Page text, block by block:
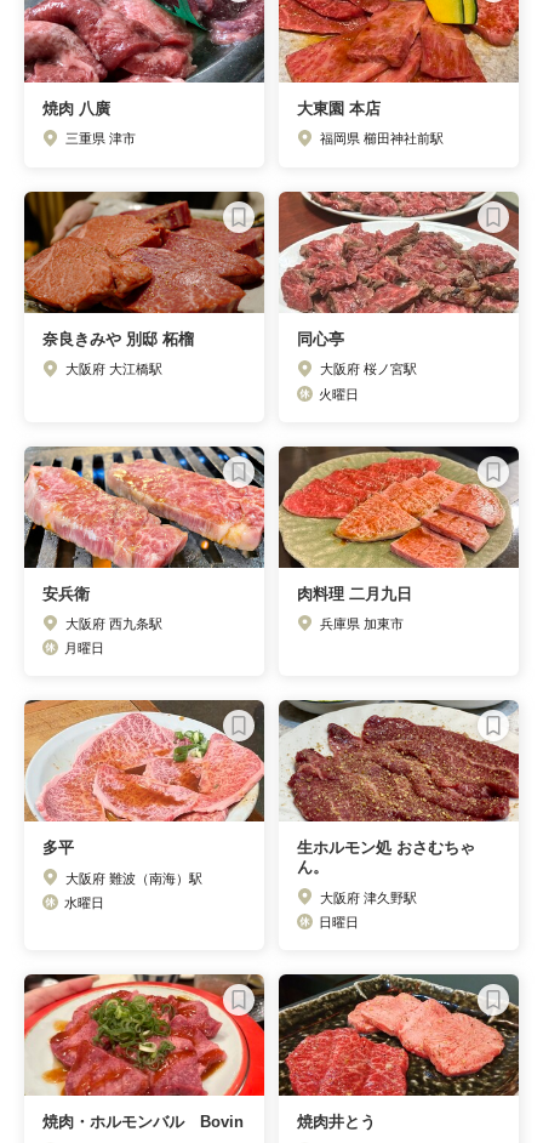
焼肉 八廣
三重県 津市
大東園 本店
福岡県 櫛田神社前駅
奈良きみや 別邸 柘榴
大阪府 大江橋駅
同心亭
大阪府 桜ノ宮駅
火曜日
安兵衛
大阪府 西九条駅
月曜日
肉料理 二月九日
兵庫県 加東市
多平
大阪府 難波（南海）駅
水曜日
生ホルモン処 おさむちゃ
ん。
大阪府 津久野駅
日曜日
焼肉・ホルモンバル Bovin 焼肉井とう